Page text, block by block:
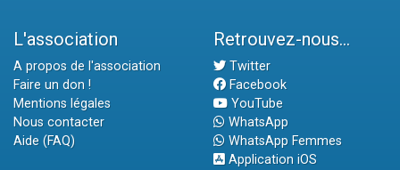
L'association
A propos de l'association
Faire un don !
Mentions légales
Nous contacter
Aide (FAQ)
Retrouvez-nous...
Twitter
Facebook
YouTube
WhatsApp
WhatsApp Femmes
Application iOS